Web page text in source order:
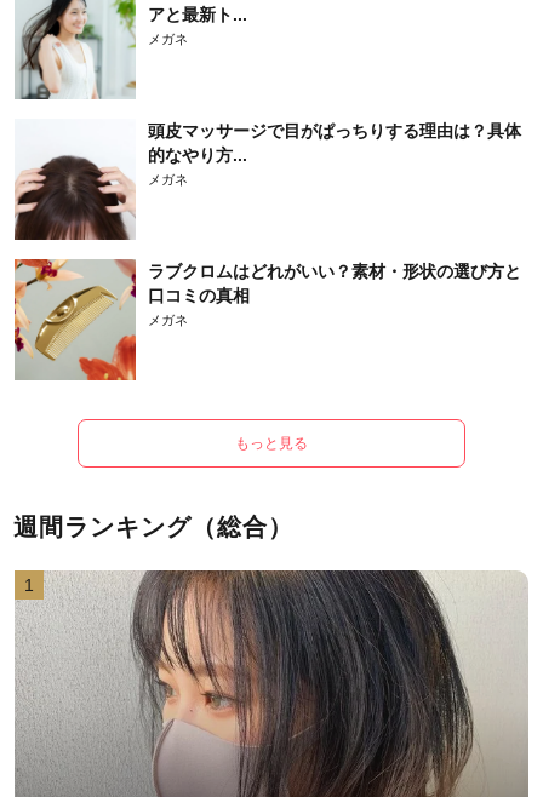
アと最新ト...
メガネ
頭皮マッサージで目がぱっちりする理由は？具体
的なやり方...
メガネ
ラブクロムはどれがいい？素材・形状の選び方と
口コミの真相
メガネ
もっと見る
週間ランキング（総合）
1